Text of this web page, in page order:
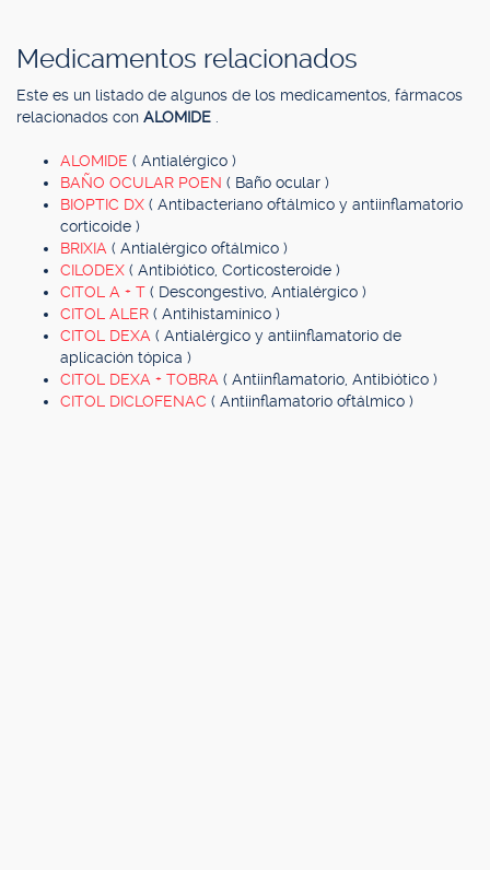
Medicamentos relacionados
Este es un listado de algunos de los medicamentos, fármacos
relacionados con ALOMIDE
ALOMIDE ( Antialérgico )
BAÑO OCULAR POEN ( Baño ocular )
BIOPTIC DX ( Antibacteriano oftálmico y antiinflamatorio
corticoide )
BRIXIA ( Antialérgico oftálmico )
CILODEX ( Antibiótico, Corticosteroide )
CITOL A + T ( Descongestivo, Antialérgico )
CITOL ALER ( Antihistamínico )
CITOL DEXA ( Antialérgico y antiinflamatorio de
aplicación tópica )
CITOL DEXA + TOBRA ( Antiinflamatorio, Antibiótico )
CITOL DICLOFENAC ( Antiinflamatorio oftálmico )